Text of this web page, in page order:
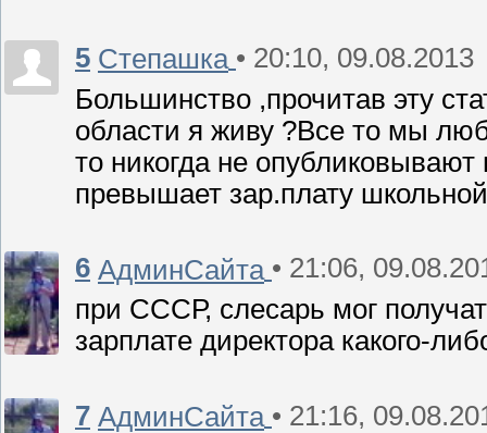
5 Степашка • 20:10, 09.08.2013
Большинство ,прочитав эту
области я живу ?Все то мы
то никогда не опубликовывают
превышает зар.плату
6 АдминСайта • 21:06,
при СССР, слесарь мог
зарплате директора какого-
7 АдминСайта • 21:16,